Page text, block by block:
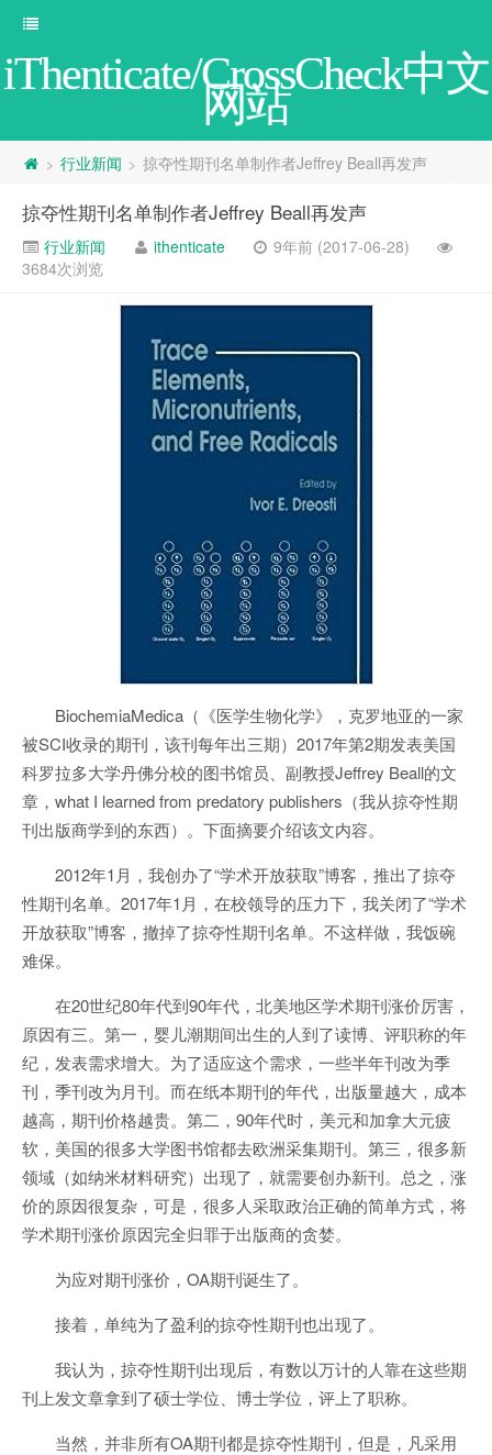
iThenticate/CrossCheck中文
网站
> 行业新闻 > 掠夺性期刊名单制作者Jeffrey Beall再发声
掠夺性期刊名单制作者Jeffrey Beall再发声
行业新闻 ithenticate
9年前 (2017-06-28)
3684次浏览
BiochemiaMedica（《医学生物化学》，克罗地亚的一家
被SCI收录的期刊，该刊每年出三期）2017年第2期发表美国
科罗拉多大学丹佛分校的图书馆员、副教授Jeffrey Beall的文
章，what I learned from predatory publishers（我从掠夺性期
刊出版商学到的东西）。下面摘要介绍该文内容。
2012年1月，我创办了“学术开放获取”博客，推出了掠夺
性期刊名单。2017年1月，在校领导的压力下，我关闭了“学术
开放获取”博客，撤掉了掠夺性期刊名单。不这样做，我饭碗
难保。
在20世纪80年代到90年代，北美地区学术期刊涨价厉害，
原因有三。第一，婴儿潮期间出生的人到了读博、评职称的年
纪，发表需求增大。为了适应这个需求，一些半年刊改为季
刊，季刊改为月刊。而在纸本期刊的年代，出版量越大，成本
越高，期刊价格越贵。第二，90年代时，美元和加拿大元疲
软，美国的很多大学图书馆都去欧洲采集期刊。第三，很多新
领域（如纳米材料研究）出现了，就需要创办新刊。总之，涨
价的原因很复杂，可是，很多人采取政治正确的简单方式，将
学术期刊涨价原因完全归罪于出版商的贪婪。
为应对期刊涨价，OA期刊诞生了。
接着，单纯为了盈利的掠夺性期刊也出现了。
我认为，掠夺性期刊出现后，有数以万计的人靠在这些期
刊上发文章拿到了硕士学位、博士学位，评上了职称。
当然，并非所有OA期刊都是掠夺性期刊，但是，凡采用